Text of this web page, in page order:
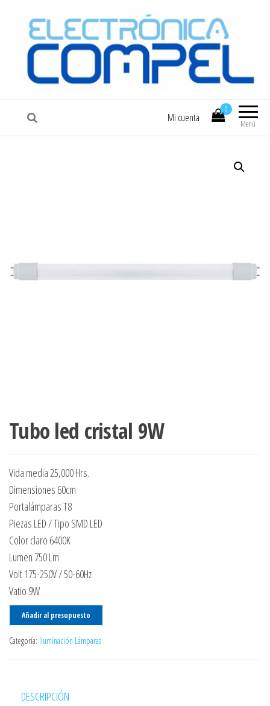
COMPEL Electrónica COMPEL
Menú
0
Mi cuenta
Tubo led cristal 9W
Vida media 25,000 Hrs.
Dimensiones 60cm
Portalámparas T8
Piezas LED / Tipo SMD LED
Color claro 6400K
Lumen 750 Lm
Volt 175-250V / 50-60Hz
Vatio 9W
Añadir al presupuesto
Categoría: Iluminación Lámparas
DESCRIPCIÓN